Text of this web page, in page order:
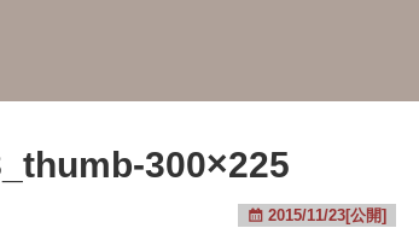
300×225
2015/11/23[公開]